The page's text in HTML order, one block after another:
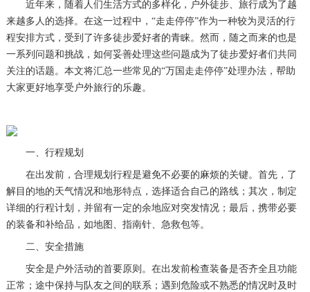
近年来，随着人们生活方式的多样化，户外徒步、旅行成为了越
来越多人的选择。在这一过程中，“走走停停”作为一种较为灵活的行
程安排方式，受到了许多徒步爱好者的青睐。然而，随之而来的也是
一系列问题和挑战，如何妥善处理这些问题成为了徒步爱好者们共同
关注的话题。本文将汇总一些常见的“万国走走停停”处理办法，帮助
大家更好地享受户外旅行的乐趣。
一、行程规划
在出发前，合理规划行程是避免不必要的麻烦的关键。首先，了
解目的地的天气情况和地形特点，选择适合自己的路线；其次，制定
详细的行程计划，并留有一定的余地应对突发情况；最后，携带必要
的装备和补给品，如地图、指南针、急救包等。
二、安全措施
安全是户外活动的首要原则。在出发前检查装备是否齐全且功能
正常；途中保持与队友之间的联系；遇到危险或不熟悉的情况时及时